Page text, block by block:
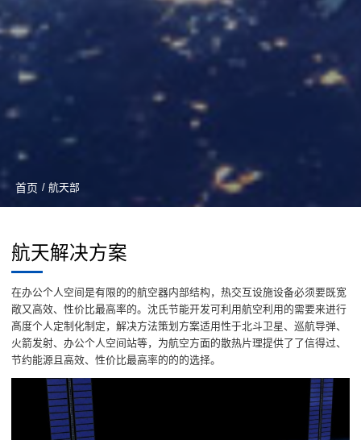
首页 / 航天部
航天解决方案
在办公个人空间是有限的的航空器内部结构，热交互设施设备必须要既宽
敞又高效、性价比最高率的。沈氏节能开发可利用航空利用的需要来进行
髙度个人定制化制定，解决方法策划方案适用性于北斗卫星、巡航导弹、
火箭发射、办公个人空间站等，为航空方面的散热片理提供了了信得过、
节约能源且高效、性价比最高率的的的选择。